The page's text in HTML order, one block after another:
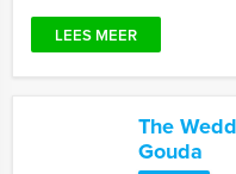
LEES MEER
The
Gouda